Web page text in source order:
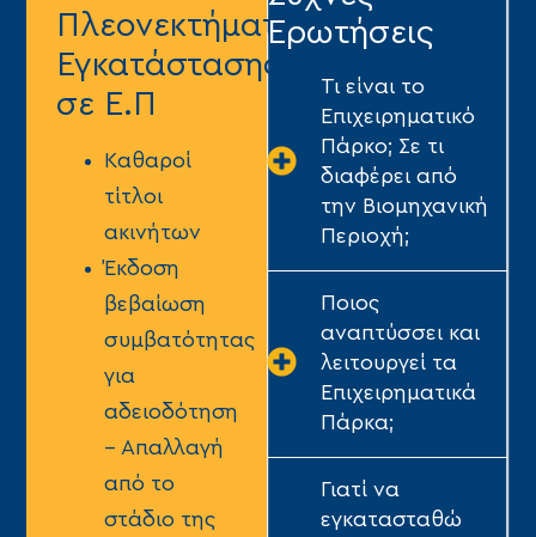
Πλεονεκτήματα
Εγκατάστασης
σε Ε.Π
Kαθαροί
τίτλοι
ακινήτων
Έκδοση
βεβαίωση
συμβατότητας
για
αδειοδότηση
– Απαλλαγή
από το
στάδιο της
Ερωτήσεις
Τι είναι το
Επιχειρηματικό
Πάρκο; Σε τι
διαφέρει από
την Βιομηχανική
Περιοχή;
Ποιος
αναπτύσσει και
λειτουργεί τα
Επιχειρηματικά
Πάρκα;
Γιατί να
εγκατασταθώ